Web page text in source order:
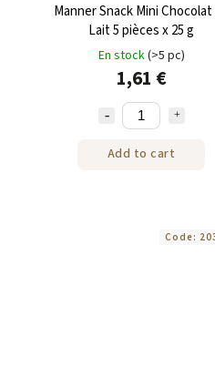
Manner Snack Mini Chocolat
Lait 5 pièces x 25 g
En stock(>5 pc)
1,61 €
Add to cart
Code: